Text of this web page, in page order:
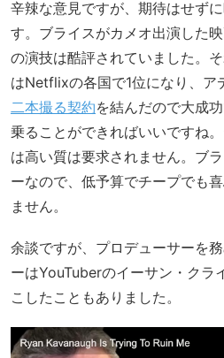
辛辣な意見ですが、期待はせず
す。ブライスがカメオ出演した
の演技は酷評されていました。
はNetflixの各国で1位になり、ア
二本撮る契約を結んだので大成
乗ることができればいいですね
は高い質は要求されません。ブ
ーなので、低予算でチープでも
ません。
余談ですが、プロデューサーを
ーはYouTuberのイーサン・クラ
こしたこともありました。